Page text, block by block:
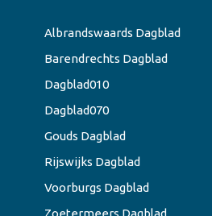
Albrandswaards Dagblad
Barendrechts Dagblad
Dagblad010
Dagblad070
Gouds Dagblad
Rijswijks Dagblad
Voorburgs Dagblad